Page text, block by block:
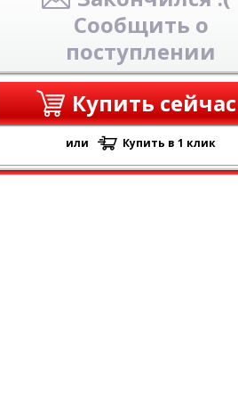
Сообщить о
поступлении
Купить сейчас
или Купить в 1 клик